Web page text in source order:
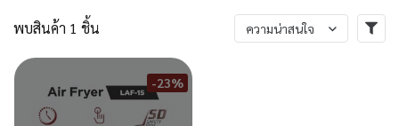
พบสินค้า 1 ชิ้น ความน่าสนใจ
-23%